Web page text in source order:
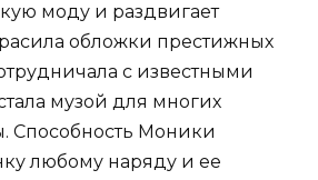
моду и раздвигает
обложки престижных
с известными
музой для многих
Способность Моники
любому наряду и ее